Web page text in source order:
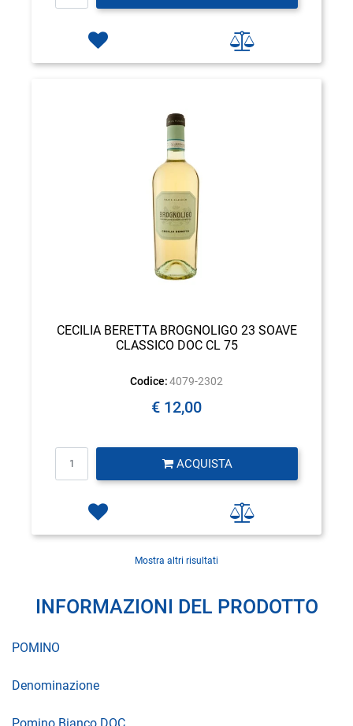
CECILIA BERETTA BROGNOLIGO 23 SOAVE
CLASSICO DOC CL 75
Codice: 4079-2302
€ 12,00
ACQUISTA
Mostra altri risultati
INFORMAZIONI DEL PRODOTTO
POMINO
Denominazione